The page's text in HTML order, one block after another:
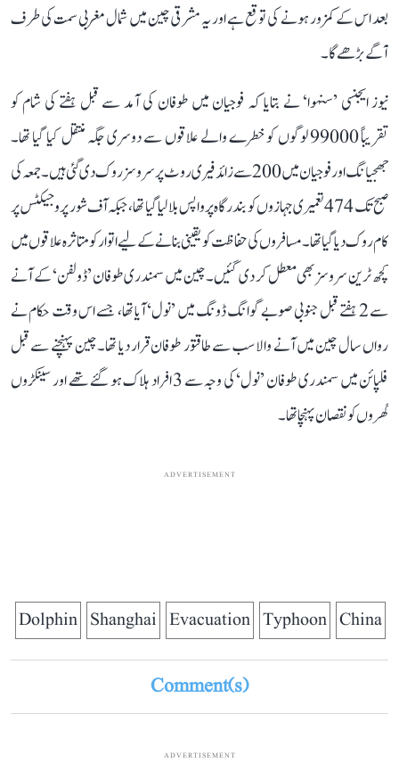
بعد اس کے کمزور ہونے کی توقع ہے اور یہ مشرقی چین میں شمال مغربی سمت کی طرف
آگے بڑھے گا۔
نیوز ایجنسی ’سنہوا‘ نے بتایا کہ فوجیان میں طوفان کی آمد سے قبل ہفتے کی شام کو
تقریباً 99000 لوگوں کو خطرے والے علاقوں سے دوسری جگہ منتقل کیا گیا تھا۔
جھجیانگ اور فوجیان میں 200 سے زائد فیری روٹ پر سروسز روک دی گئی ہیں۔ جمعہ کی
صبح تک 474 تعمیری جہازوں کو بندرگاہ پر واپس بلا لیا گیا تھا، جبکہ آف شور پروجیکٹس پر
کام روک دیا گیا تھا۔ مسافروں کی حفاظت کو یقینی بنانے کے لیے اتوار کو متاثرہ علاقوں میں
کچھ ٹرین سروسز بھی معطل کر دی گئیں۔ چین میں سمندری طوفان ’ڈولفن‘ کے آنے
سے 2 ہفتے قبل جنوبی صوبے گوانگ ڈونگ میں ’نول‘ آیا تھا، جسے اس وقت حکام نے
رواں سال چین میں آنے والا سب سے طاقتور طوفان قرار دیا تھا۔ چین پہنچنے سے قبل
فلپائن میں سمندری طوفان ’نول‘ کی وجہ سے 3 افراد ہلاک ہو گئے تھے اور سینکڑوں
گھروں کو نقصان پہنچا تھا۔
ADVERTISEMENT
China
Typhoon
Evacuation
Shanghai
Dolphin
Comment(s)
ADVERTISEMENT